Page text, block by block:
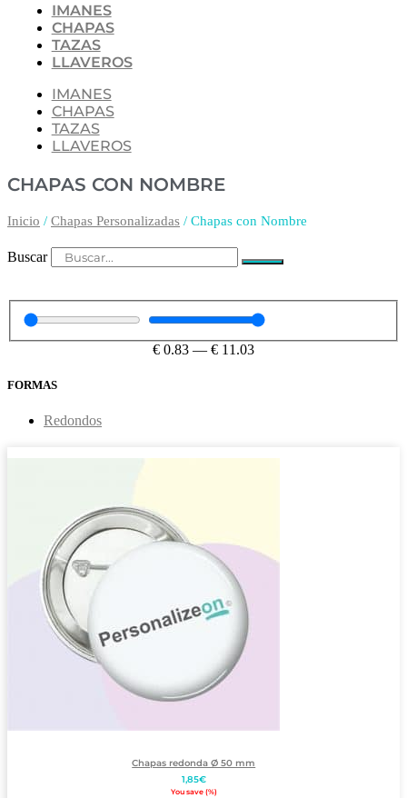
IMANES
CHAPAS
TAZAS
LLAVEROS
IMANES
CHAPAS
TAZAS
LLAVEROS
CHAPAS CON NOMBRE
Inicio / Chapas Personalizadas / Chapas con Nombre
Buscar
€ 0.83 — € 11.03
FORMAS
Redondos
Chapas redonda Ø 50 mm
1,85€
You save (%)